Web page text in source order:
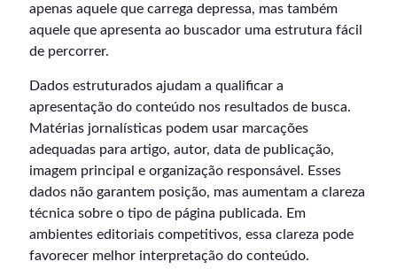
apenas aquele que carrega depressa, mas também
aquele que apresenta ao buscador uma estrutura fácil
de percorrer.
Dados estruturados ajudam a qualificar a
apresentação do conteúdo nos resultados de busca.
Matérias jornalísticas podem usar marcações
adequadas para artigo, autor, data de publicação,
imagem principal e organização responsável. Esses
dados não garantem posição, mas aumentam a clareza
técnica sobre o tipo de página publicada. Em
ambientes editoriais competitivos, essa clareza pode
favorecer melhor interpretação do conteúdo.